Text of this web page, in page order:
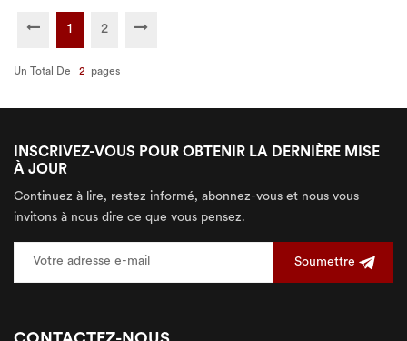
1 2
Un Total De 2 Pages
INSCRIVEZ-VOUS POUR OBTENIR LA DERNIÈRE MISE
À JOUR
Continuez à lire, restez informé, abonnez-vous et nous vous
invitons à nous dire ce que vous pensez.
Soumettre